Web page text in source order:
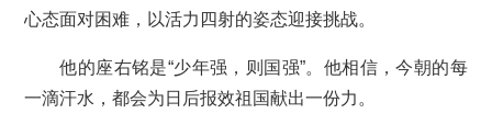
心态面对困难，以活力四射的姿态迎接挑战。
他的座右铭是“少年强，则国强”。他相信，今朝的每
一滴汗水，都会为日后报效祖国献出一份力。